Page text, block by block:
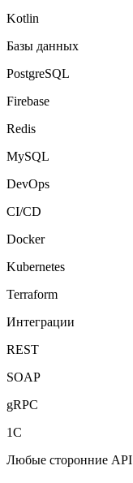
Kotlin
Базы данных
PostgreSQL
Firebase
Redis
MySQL
DevOps
CI/CD
Docker
Kubernetes
Terraform
Интеграции
REST
SOAP
gRPC
1С
Любые сторонние API